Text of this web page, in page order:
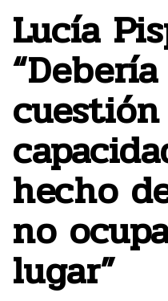
Lucía
hecho
no
lugar”